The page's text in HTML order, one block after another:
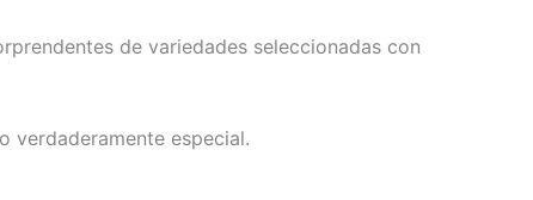
de variedades seleccionadas con
verdaderamente especial.